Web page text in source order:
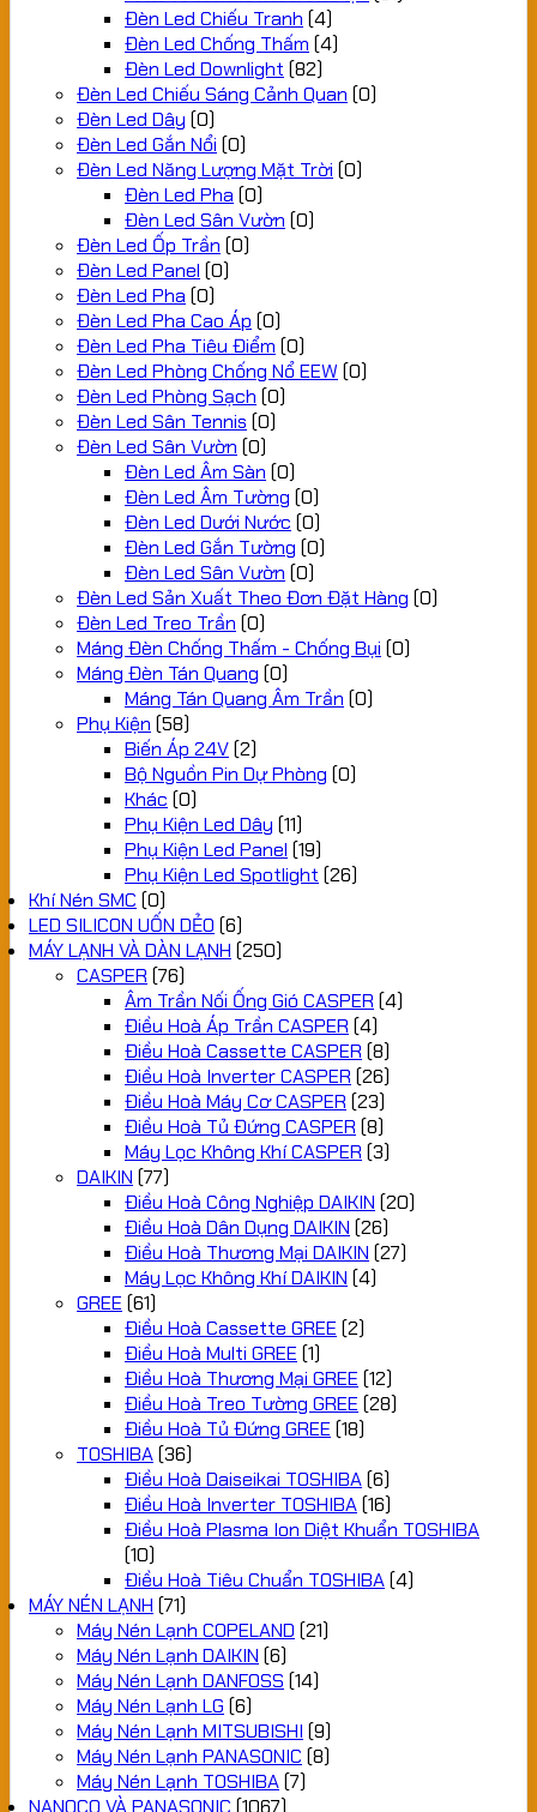
Đèn Led Chiếu Tranh (4)
Đèn Led Chống Thấm (4)
Đèn Led Downlight (82)
Đèn Led Chiếu Sáng Cảnh Quan (0)
Đèn Led Dây (0)
Đèn Led Gắn Nổi (0)
Đèn Led Năng Lượng Mặt Trời (0)
Đèn Led Pha (0)
Đèn Led Sân Vườn (0)
Đèn Led Ốp Trần (0)
Đèn Led Panel (0)
Đèn Led Pha (0)
Đèn Led Pha Cao Áp (0)
Đèn Led Pha Tiêu Điểm (0)
Đèn Led Phòng Chống Nổ EEW (0)
Đèn Led Phòng Sạch (0)
Đèn Led Sân Tennis (0)
Đèn Led Sân Vườn (0)
Đèn Led Âm Sàn (0)
Đèn Led Âm Tường (0)
Đèn Led Dưới Nước (0)
Đèn Led Gắn Tường (0)
Đèn Led Sân Vườn (0)
Đèn Led Sản Xuất Theo Đơn Đặt Hàng (0)
Đèn Led Treo Trần (0)
Máng Đèn Chống Thấm - Chống Bụi (0)
Máng Đèn Tán Quang (0)
Máng Tán Quang Âm Trần (0)
Phụ Kiện (58)
Biến Áp 24V(2)
Bộ Nguồn Pin Dự Phòng (0)
Khác (0)
Phụ Kiện Led Dây (11)
Phụ Kiện Led Panel (19)
Phụ Kiện Led Spotlight (26)
Khí Nén SMC (0)
LED SILICON UỐN DẺO (6)
MÁY LẠNH VÀ DÀN LẠNH (250)
CASPER (76)
Âm Trần Nối Ống Gió CASPER (4)
Điều Hoà Áp Trần CASPER (4)
Điều Hoà Cassette CASPER (8)
Điều Hoà Inverter CASPER (26)
Điều Hoà Máy Cơ CASPER (23)
Điều Hoà Tủ Đứng CASPER (8)
Máy Lọc Không Khí CASPER (3)
DAIKIN (77)
Điều Hoà Công Nghiệp DAIKIN (20)
Điều Hoà Dân Dụng DAIKIN (26)
Điều Hoà Thương Mại DAIKIN (27)
Máy Lọc Không Khí DAIKIN (4)
GREE (61)
Điều Hoà Cassette GREE (2)
Điều Hoà Multi GREE (1)
Điều Hoà Thương Mại GREE (12)
Điều Hoà Treo Tường GREE (28)
Điều Hoà Tủ Đứng GREE (18)
TOSHIBA(36)
Điều Hoà Daiseikai TOSHIBA(6)
Điều Hoà Inverter TOSHIBA(16)
Điều Hoà Plasma Ion Diệt Khuẩn TOSHIBA
(10)
Điều Hoà Tiêu Chuẩn TOSHIBA(4)
MÁY NÉN LẠNH (71)
Máy Nén Lạnh COPELAND (21)
Máy Nén Lạnh DAIKIN (6)
Máy Nén Lạnh DANFOSS (14)
Máy Nén Lạnh LG (6)
Máy Nén Lạnh MITSUBISHI (9)
Máy Nén Lạnh PANASONIC (8)
Máy Nén Lạnh TOSHIBA(7)
NANOCO VÀ PANASONIC (1067)